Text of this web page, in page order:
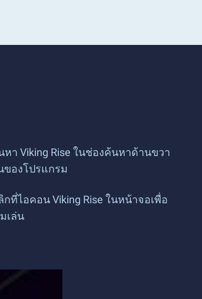
หา Viking Rise ในช่องค้นหาด้านขวา
ของโปรแกรม
กที่ไอคอน Viking Rise ในหน้าจอเพื่อ
มเล่น